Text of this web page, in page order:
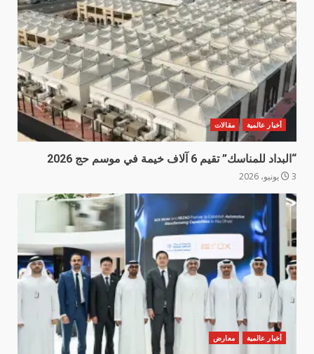
أخبار عالمية مقالات
“البداد للمناسك” تقيم 6 آلاف خيمة في موسم حج 2026
3 يونيو، 2026
أخبار عالمية معارض